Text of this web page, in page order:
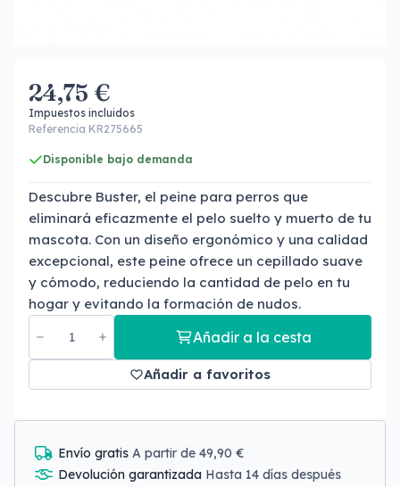
24,75 €
Impuestos incluidos
Referencia KR275665
Disponible bajo demanda
Descubre Buster, el peine para perros que
eliminará eficazmente el pelo suelto y muerto de tu
mascota. Con un diseño ergonómico y una calidad
excepcional, este peine ofrece un cepillado suave
y cómodo, reduciendo la cantidad de pelo en tu
hogar y evitando la formación de nudos.
Añadir a la cesta
Añadir a favoritos
Envío gratis A partir de 49,90 €
Devolución garantizada Hasta 14 días después